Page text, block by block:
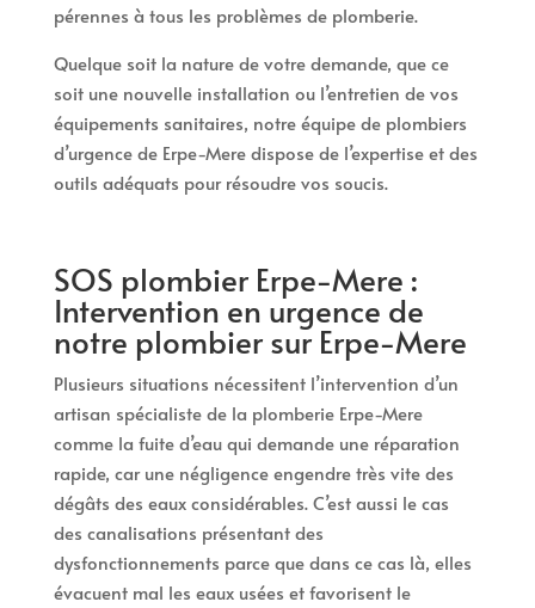
pérennes à tous les problèmes de plomberie.
Quelque soit la nature de votre demande, que ce
soit une nouvelle installation ou l’entretien de vos
équipements sanitaires, notre équipe de plombiers
d’urgence de Erpe-Mere dispose de l’expertise et des
outils adéquats pour résoudre vos soucis.
SOS plombier Erpe-Mere :
Intervention en urgence de
notre plombier sur Erpe-Mere
Plusieurs situations nécessitent l’intervention d’un
artisan spécialiste de la plomberie Erpe-Mere
comme la fuite d’eau qui demande une réparation
rapide, car une négligence engendre très vite des
dégâts des eaux considérables. C’est aussi le cas
des canalisations présentant des
dysfonctionnements parce que dans ce cas là, elles
évacuent mal les eaux usées et favorisent le